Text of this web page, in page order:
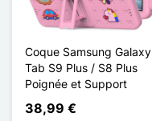
Coque Samsung Galaxy
Tab S9 Plus / S8 Plus
Poignée et Support
38,99 €